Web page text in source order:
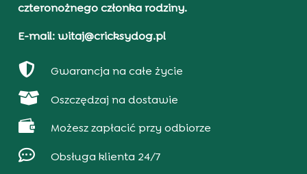
czteronożnego członka rodziny.
E-mail: witaj@cricksydog.pl
 Gwarancja na całe życie
 Oszczędzaj na dostawie
 Możesz zapłacić przy odbiorze
 Obsługa klienta 24/7